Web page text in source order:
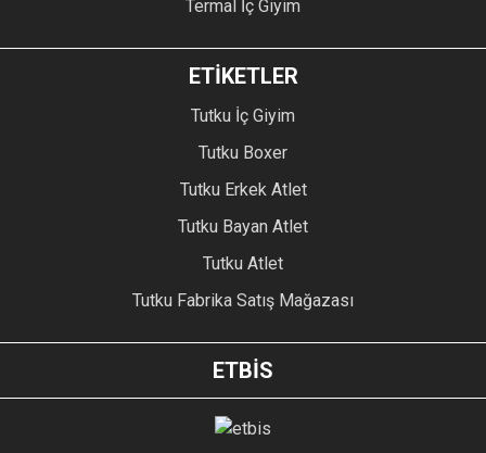
Termal İç Giyim
ETİKETLER
Tutku İç Giyim
Tutku Boxer
Tutku Erkek Atlet
Tutku Bayan Atlet
Tutku Atlet
Tutku Fabrika Satış Mağazası
ETBİS